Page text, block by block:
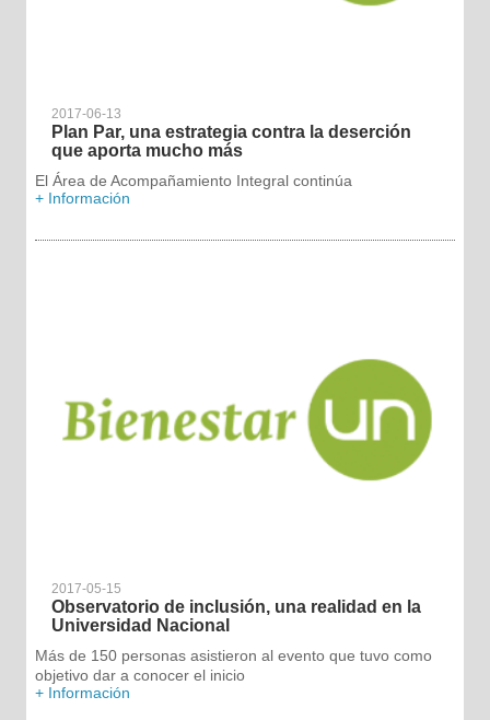
2017-06-13
Plan Par, una estrategia contra la deserción
que aporta mucho más
El Área de Acompañamiento Integral continúa
+ Información
2017-05-15
Observatorio de inclusión, una realidad en la
Universidad Nacional
Más de 150 personas asistieron al evento que tuvo como
objetivo dar a conocer el inicio
+ Información